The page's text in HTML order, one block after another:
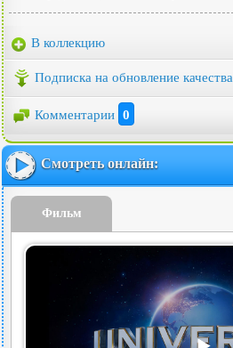
В коллекцию
Подписка на обновление качества
Комментарии 0
Смотреть онлайн:
Фильм